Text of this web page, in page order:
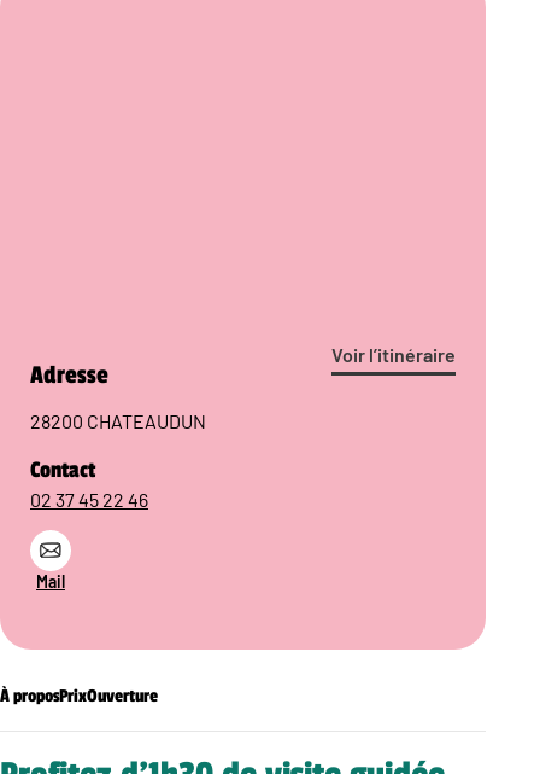
Voir l’itinéraire
Adresse
28200 CHATEAUDUN
Contact
02 37 45 22 46
Mail
À proposPrixOuverture